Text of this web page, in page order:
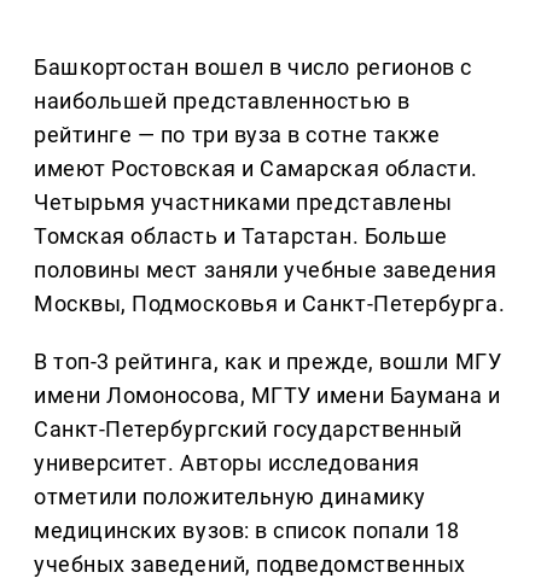
Башкортостан вошел в число регионов с
наибольшей представленностью в
рейтинге — по три вуза в сотне также
имеют Ростовская и Самарская области.
Четырьмя участниками представлены
Томская область и Татарстан. Больше
половины мест заняли учебные заведения
Москвы, Подмосковья и Санкт-Петербурга.
В топ-3 рейтинга, как и прежде, вошли МГУ
имени Ломоносова, МГТУ имени Баумана и
Санкт-Петербургский государственный
университет. Авторы исследования
отметили положительную динамику
медицинских вузов: в список попали 18
учебных заведений, подведомственных